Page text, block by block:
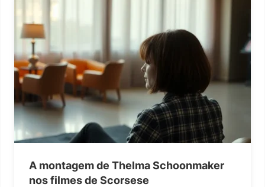
A montagem de Thelma Schoonmaker
nos filmes de Scorsese